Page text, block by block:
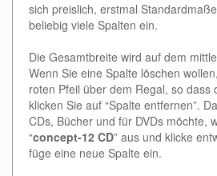
sich preislich, erstmal
beliebig viele Spalten ein.
Die Gesamtbreite wird auf dem
Wenn Sie eine Spalte löschen
roten Pfeil über dem Regal, so dass
klicken Sie auf “Spalte entfernen”.
CDs, Bücher und für DVDs möchte,
“concept-12 CD” aus und klicke
füge eine neue Spalte ein.